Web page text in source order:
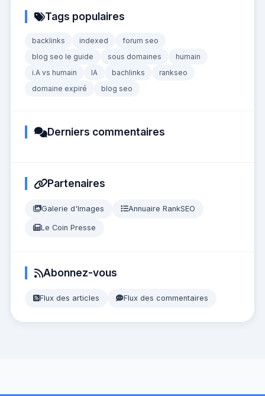
Tags populaires
backlinks indexed
forum seo
blog seo le guide
sous domaines
humain
i.A vs humain
IA bachlinks
rankseo
domaine expiré
blog seo
Derniers commentaires
Partenaires
Galerie d'Images Annuaire RankSEO
Le Coin Presse
Abonnez-vous
Flux des articles Flux des commentaires